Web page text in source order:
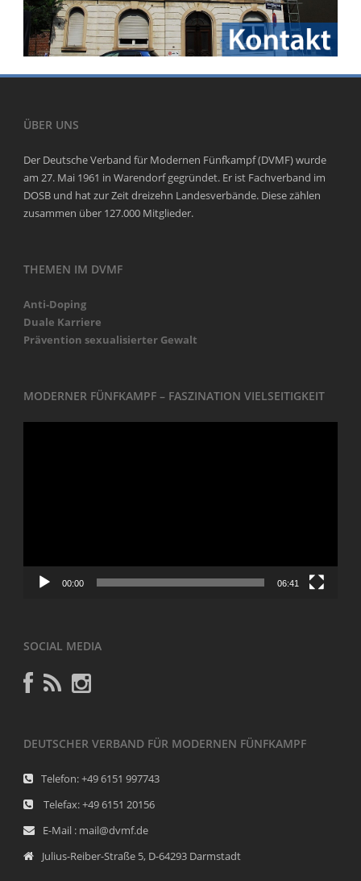
ÜBER UNS
Der Deutsche Verband für Modernen Fünfkampf (DVMF) wurde
am 27. Mai 1961 in Warendorf gegründet. Er ist Fachverband im
DOSB und hat zur Zeit dreizehn Landesverbände. Diese zählen
zusammen über 127.000 Mitglieder.
THEMEN IM DVMF
Anti-Doping
Duale Karriere
Prävention sexualisierter Gewalt
MODERNER FÜNFKAMPF – FASZINATION VIELSEITIGKEIT
00:00 06:41
SOCIAL MEDIA
DEUTSCHER VERBAND FÜR MODERNEN FÜNFKAMPF
Telefon: +49 6151 997743
Telefax: +49 6151 20156
E-Mail : mail@dvmf.de
Julius-Reiber-Straße 5, D-64293 Darmstadt